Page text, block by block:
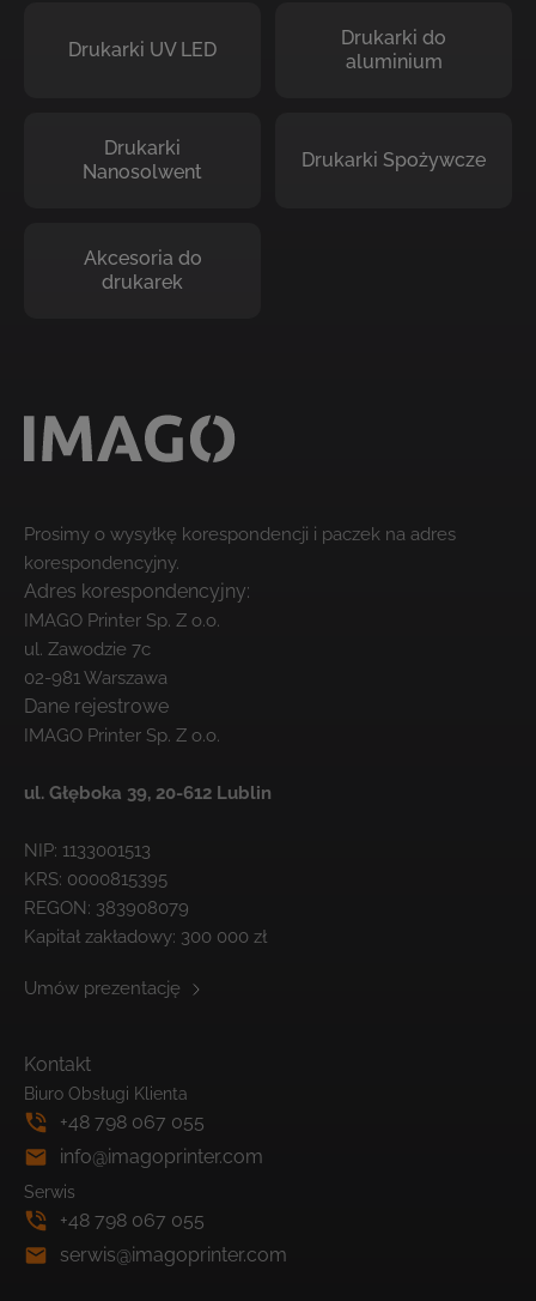
Drukarki UV LED
Drukarki do
aluminium
Drukarki
Nanosolwent
Drukarki Spożywcze
Akcesoria do
drukarek
Prosimy o wysyłkę korespondencji i paczek na adres
korespondencyjny.
Adres korespondencyjny:
IMAGO Printer Sp. Z o.o.
ul. Zawodzie 7c
02-981 Warszawa
Dane rejestrowe
IMAGO Printer Sp. Z o.o.
ul. Głęboka 39, 20-612 Lublin
NIP: 1133001513
KRS: 0000815395
REGON: 383908079
Kapitał zakładowy: 300 000 zł
Umów prezentację
Kontakt
Biuro Obsługi Klienta
+48 798 067 055
info@imagoprinter.com
Serwis
+48 798 067 055
serwis@imagoprinter.com